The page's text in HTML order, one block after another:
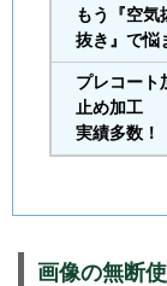
もう『空気
抜き』で悩
プレコート
止め加工
実績多数！
画像の無断